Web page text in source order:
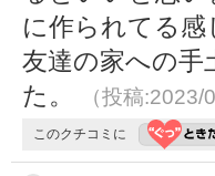
に作られてる
友達の家への
た。
（投稿
このクチコミに